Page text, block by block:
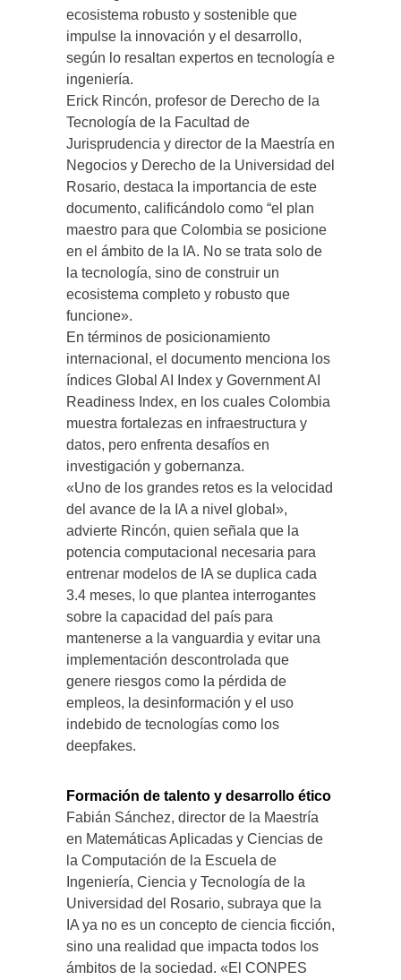
ecosistema robusto y sostenible que
impulse la innovación y el desarrollo,
según lo resaltan expertos en tecnología e
ingeniería.
Erick Rincón, profesor de Derecho de la
Tecnología de la Facultad de
Jurisprudencia y director de la Maestría en
Negocios y Derecho de la Universidad del
Rosario, destaca la importancia de este
documento, calificándolo como “el plan
maestro para que Colombia se posicione
en el ámbito de la IA. No se trata solo de
la tecnología, sino de construir un
ecosistema completo y robusto que
funcione».
En términos de posicionamiento
internacional, el documento menciona los
índices Global AI Index y Government AI
Readiness Index, en los cuales Colombia
muestra fortalezas en infraestructura y
datos, pero enfrenta desafíos en
investigación y gobernanza.
«Uno de los grandes retos es la velocidad
del avance de la IA a nivel global»,
advierte Rincón, quien señala que la
potencia computacional necesaria para
entrenar modelos de IA se duplica cada
3.4 meses, lo que plantea interrogantes
sobre la capacidad del país para
mantenerse a la vanguardia y evitar una
implementación descontrolada que
genere riesgos como la pérdida de
empleos, la desinformación y el uso
indebido de tecnologías como los
deepfakes.
Formación de talento y desarrollo ético
Fabián Sánchez, director de la Maestría
en Matemáticas Aplicadas y Ciencias de
la Computación de la Escuela de
Ingeniería, Ciencia y Tecnología de la
Universidad del Rosario, subraya que la
IA ya no es un concepto de ciencia ficción,
sino una realidad que impacta todos los
ámbitos de la sociedad. «El CONPES